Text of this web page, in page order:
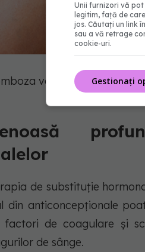
venoasă profundă -
de substituție
din anticoncepționale
de coagulare și
de sânge.
Unii furnizori vă
legitim, față de
jos. Căutați un link
sau a vă retrage
cookie-uri.
Gestionați